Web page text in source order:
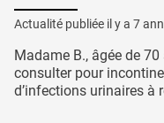
Actualité publiée il y a 7
Madame B., âgée de
consulter pour
d’infections urinaires à